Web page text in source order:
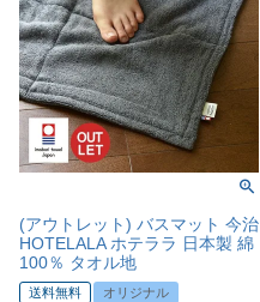
(アウトレット) バスマット 今治
HOTELALA ホテララ 日本製 綿
100％ タオル地
送料無料 オリジナル